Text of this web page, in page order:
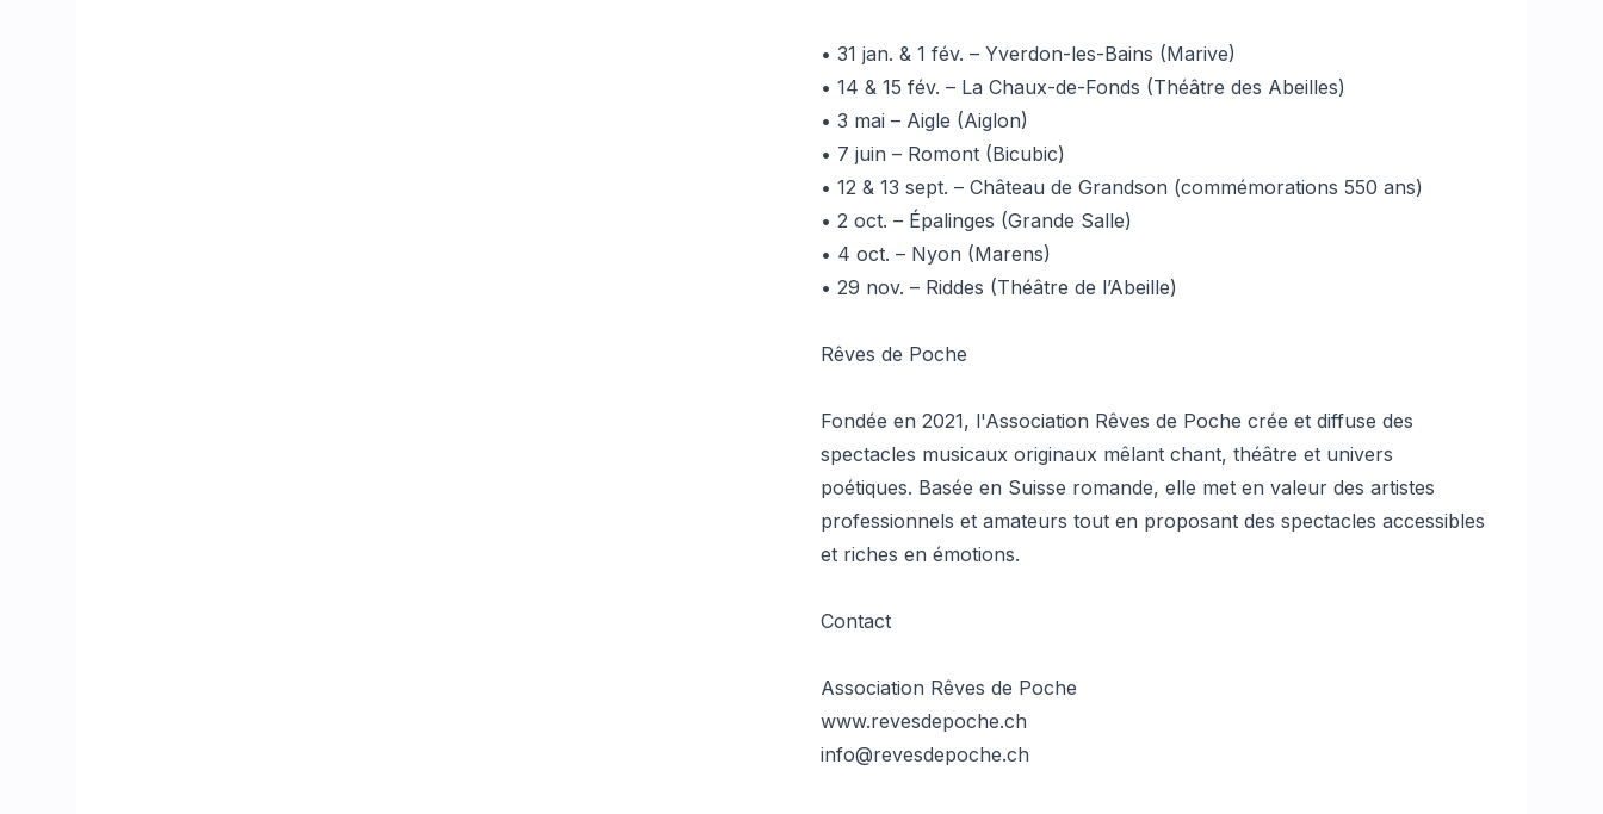
• 31 jan. & 1 fév. – Yverdon-les-Bains (Marive)
• 14 & 15 fév. – La Chaux-de-Fonds (Théâtre des Abeilles)
• 3 mai – Aigle (Aiglon)
• 7 juin – Romont (Bicubic)
• 12 & 13 sept. – Château de Grandson (commémorations 550 ans)
• 2 oct. – Épalinges (Grande Salle)
• 4 oct. – Nyon (Marens)
• 29 nov. – Riddes (Théâtre de l’Abeille)
Rêves de Poche
Fondée en 2021, l'Association Rêves de Poche crée et diffuse des
spectacles musicaux originaux mêlant chant, théâtre et univers
poétiques. Basée en Suisse romande, elle met en valeur des artistes
professionnels et amateurs tout en proposant des spectacles accessibles
et riches en émotions.
Contact
Association Rêves de Poche
www.revesdepoche.ch